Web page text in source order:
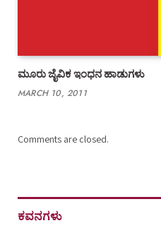
ಮೂರು ಜೈವಿಕ ಇಂಧನ ಹಾಡುಗಳು
MARCH 10, 2011
Comments are closed.
ಕವನಗಳು